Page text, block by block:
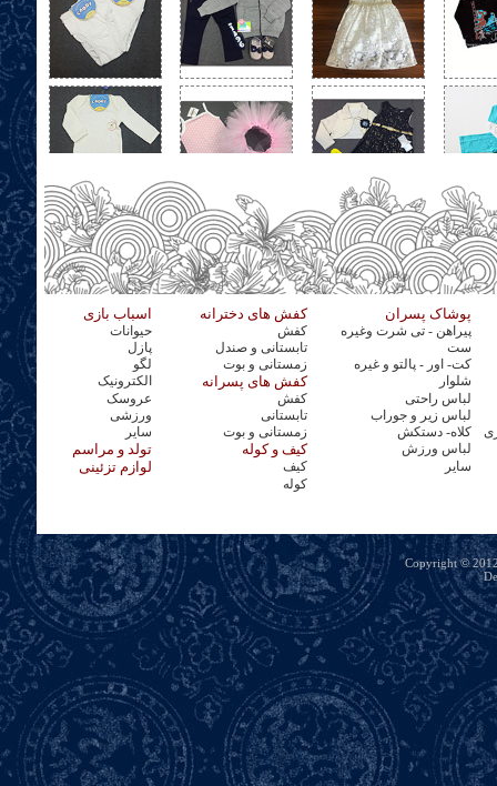
اسباب بازی کفش های دخترانه پوشاک پسران
حیوانات کفش
پیراهن - تی شرت وغیره
پازل
تابستانی و صندل
ست
لگو
زمستانی و بوت
کت- اور - پالتو و غیره
الکترونیک
کفش های پسرانه
شلوار
عروسک
کفش
لباس راحتی
ورزشی
تابستانی
لباس زیر و جوراب
سایر
زمستانی و بوت کلاه- دستکش
تولد و مراسم کیف و کوله لباس ورزش
لوازم تزئینی کیف
سایر
کوله
Copyright ©